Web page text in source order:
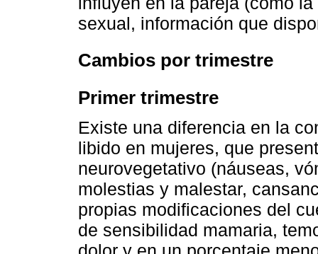
sexual, información que
Cambios por trimestre
Primer trimestre
Existe una diferencia en la
libido en mujeres, que
neurovegetativo (náuseas,
molestias y malestar,
propias modificaciones del
de sensibilidad mamaria,